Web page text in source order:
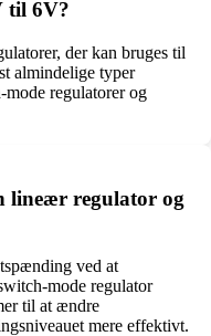
til 6V?
der kan bruges til
almindelige typer
regulatorer og
lineær regulator og
ved at
mode regulator
til at ændre
mere effektivt.